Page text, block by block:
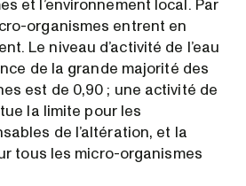
et l’environnement local. Par
organismes entrent en
Le niveau d’activité de l’eau
de la grande majorité des
est de 0,90 ; une activité de
la limite pour les
de l’altération, et la
tous les micro-organismes